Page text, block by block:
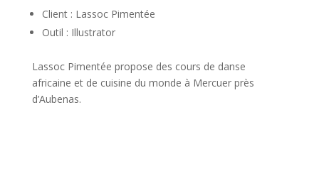
Client : Lassoc Pimentée
Outil : Illustrator
Lassoc Pimentée propose des cours de danse
africaine et de cuisine du monde à Mercuer près
d’Aubenas.